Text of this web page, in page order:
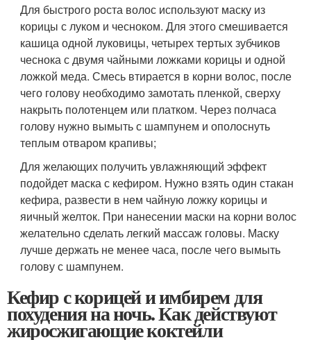
Для быстрого роста волос используют маску из
корицы с луком и чесноком. Для этого смешивается
кашица одной луковицы, четырех тертых зубчиков
чеснока с двумя чайными ложками корицы и одной
ложкой меда. Смесь втирается в корни волос, после
чего голову необходимо замотать пленкой, сверху
накрыть полотенцем или платком. Через полчаса
голову нужно вымыть с шампунем и ополоснуть
теплым отваром крапивы;
Для желающих получить увлажняющий эффект
подойдет маска с кефиром. Нужно взять один стакан
кефира, развести в нем чайную ложку корицы и
яичный желток. При нанесении маски на корни волос
желательно сделать легкий массаж головы. Маску
лучше держать не менее часа, после чего вымыть
голову с шампунем.
Кефир с корицей и имбирем для
похудения на ночь. Как действуют
жиросжигающие коктейли